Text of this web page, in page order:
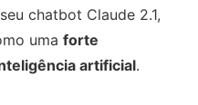
chatbot Claude 2.1,
uma forte
artificial.